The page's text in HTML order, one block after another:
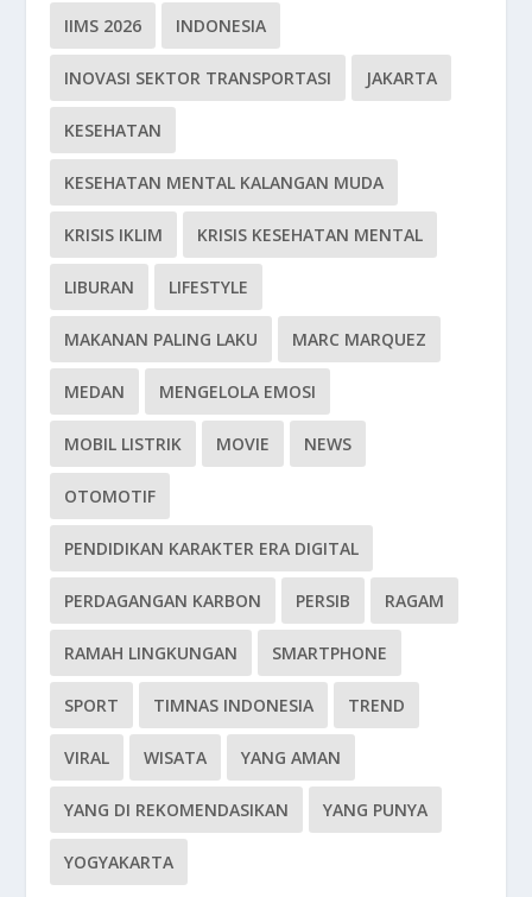
IIMS 2026 INDONESIA
INOVASI SEKTOR TRANSPORTASI JAKARTA
KESEHATAN
KESEHATAN MENTAL KALANGAN MUDA
KRISIS IKLIM KRISIS KESEHATAN MENTAL
LIBURAN LIFESTYLE
MAKANAN PALING LAKU MARC MARQUEZ
MEDAN MENGELOLA EMOSI
MOBIL LISTRIK MOVIE NEWS
OTOMOTIF
PENDIDIKAN KARAKTER ERA DIGITAL
PERDAGANGAN KARBON PERSIB RAGAM
RAMAH LINGKUNGAN SMARTPHONE
SPORT TIMNAS INDONESIA TREND
VIRAL WISATA YANG AMAN
YANG DI REKOMENDASIKAN YANG PUNYA
YOGYAKARTA